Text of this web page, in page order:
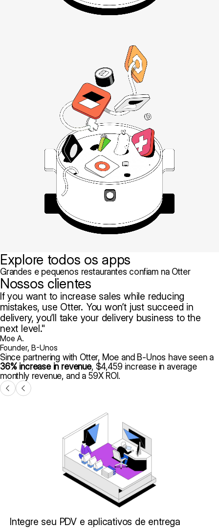
Explore todos os apps
Grandes e pequenos restaurantes confiam na Otter
Nossos clientes
If you want to increase sales while reducing
mistakes, use Otter. You won’t just succeed in
delivery, you’ll take your delivery business to the
next level.
Moe A.
Founder, B-Unos
Since partnering with Otter, Moe and B-Unos have seen a
36% increase in revenue, $4,459 increase in average
monthly revenue, and a 59X ROI.
Integre seu PDV e aplicativos de entrega